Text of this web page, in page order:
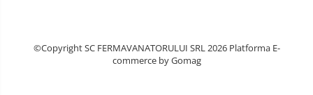
©Copyright SC FERMAVANATORULUI SRL 2026 Platforma E-
commerce by Gomag